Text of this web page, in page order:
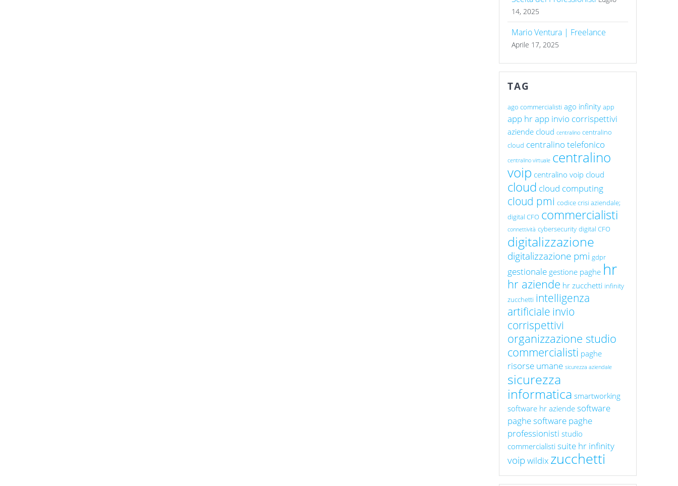
14, 2025
Mario Ventura | Freelance
Aprile 17, 2025
TAG
ago commercialisti ago infinity app
app hrapp invio corrispettivi
aziende cloud centralino centralino
cloud centralino telefonico
centralino virtuale centralino
voip centralino voip cloud
cloud cloud computing
cloud pmi codice crisi aziendale;
digital CFO commercialisti
connettività cybersecurity digital CFO
digitalizzazione
digitalizzazione pmi gdpr
gestionale gestione paghe hr
hr aziende hr zucchetti infinity
zucchetti intelligenza
artificiale invio
corrispettivi
organizzazione studio
commercialisti paghe
risorse umane sicurezza aziendale
sicurezza
informatica smartworking
software hr aziende software
paghesoftware paghe
professionisti studio
commercialisti suite hr infinity
voipwildix zucchetti